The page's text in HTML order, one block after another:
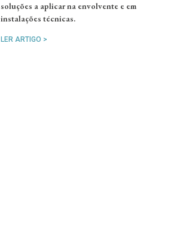
soluções a aplicar na envolvente e em
instalações técnicas.
LER ARTIGO >